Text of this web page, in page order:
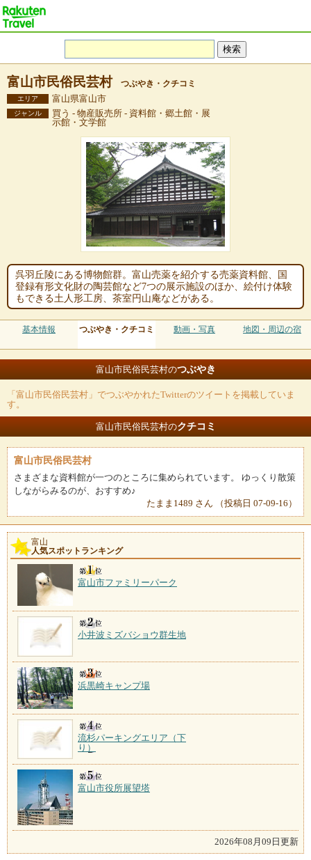
富山市民俗民芸村 つぶやき・クチコミ
エリア 富山県富山市
ジャンル
買う - 物産販売所 - 資料館・郷土館・展
示館・文学館
呉羽丘陵にある博物館群。富山売薬を紹介する売薬資料館、国
登録有形文化財の陶芸館など7つの展示施設のほか、絵付け体験
もできる土人形工房、茶室円山庵などがある。
基本情報 つぶやき・クチコミ 動画・写真 地図・周辺の宿
富山市民俗民芸村のつぶやき
「富山市民俗民芸村」でつぶやかれたTwitterのツイートを掲載していま
す。
富山市民俗民芸村のクチコミ
富山市民俗民芸村
さまざまな資料館が一つのところに集められています。 ゆっくり散策
しながらみるのが、おすすめ♪
たまま1489 さん （投稿日 07-09-16）
富山
人気スポットランキング
富山市ファミリーパーク
小井波ミズバショウ群生地
浜黒崎キャンプ場
流杉パーキングエリア（下
り）
富山市役所展望塔
2026年08月09日更新